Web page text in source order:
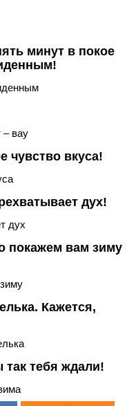
минут в покое
чувство вкуса!
дух!
покажем вам зиму
Кажется,
тебя ждали!